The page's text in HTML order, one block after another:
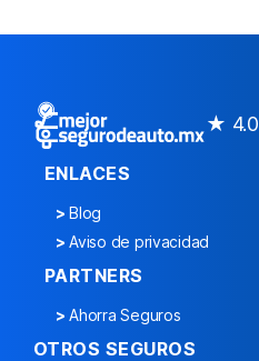
★ 4.0
ENLACES
> Blog
> Aviso de privacidad
PARTNERS
> Ahorra Seguros
OTROS SEGUROS